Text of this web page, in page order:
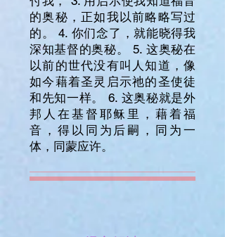
的奥秘，正如我以前略略写过
的。 4. 你们念了，就能晓得我
深知基督的奥秘。 5. 这奥秘在
以前的世代没有叫人知道，像
如今藉着圣灵启示祂的圣使徒
和先知一样。 6. 这奥秘就是外
邦人在基督耶稣里，藉着福
音，得以同为后嗣，同为一
体，同蒙应许。